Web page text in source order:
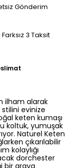
Gönderim
3 Taksit
ilham alarak
evinize
keten kumaşı
koltuk, yumuşak
Naturel Keten
çıkarılabilir
kolaylığı
dorchester
bir araya